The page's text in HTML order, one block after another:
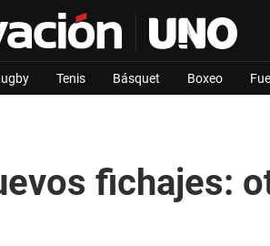
Tenis Básquet Boxeo
fichajes: